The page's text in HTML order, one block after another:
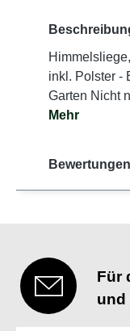
inkl. Polster -
Garten Nicht
Mehr
Bewertungen
Für
und